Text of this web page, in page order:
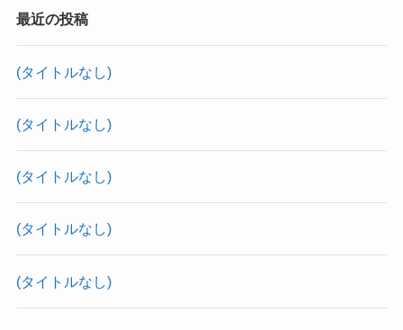
最近の投稿
(タイトルなし)
(タイトルなし)
(タイトルなし)
(タイトルなし)
(タイトルなし)